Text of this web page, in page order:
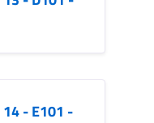
- E101 -